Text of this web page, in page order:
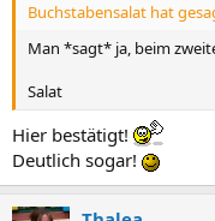
Buchstabensalat hat
Man *sagt* ja, beim
Salat
Hier bestätigt!
Deutlich sogar!